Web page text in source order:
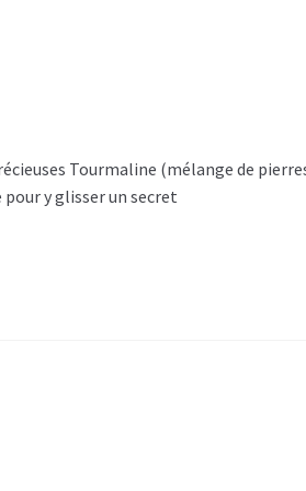
Tourmaline (mélange de
y glisser un secret